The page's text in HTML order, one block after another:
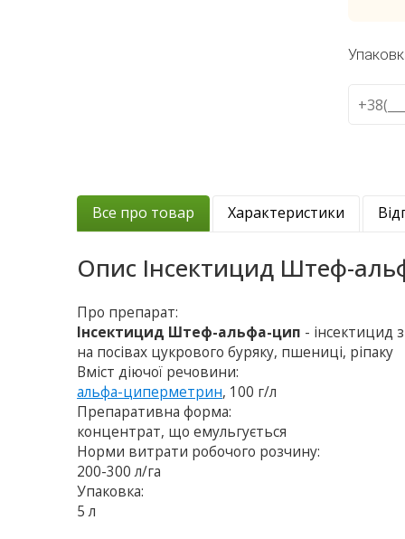
Все про товар Характеристики
Опис Інсектицид Штеф-
Про препарат:
Інсектицид Штеф-альфа-цип - інсектицид
на посівах цукрового буряку, пшениці, ріпаку
Вміст діючої речовини:
альфа-циперметрин, 100 г/л
Препаративна форма:
концентрат, що емульгується
Норми витрати робочого розчину:
200-300 л/га
Упаковка:
5 л